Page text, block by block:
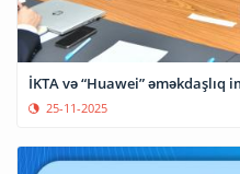
İKTA və “Huawei” əməkdaşlıq
25-11-2025